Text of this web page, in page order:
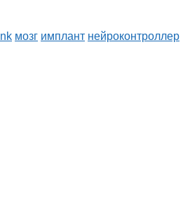
мозг имплант нейроконтроллер